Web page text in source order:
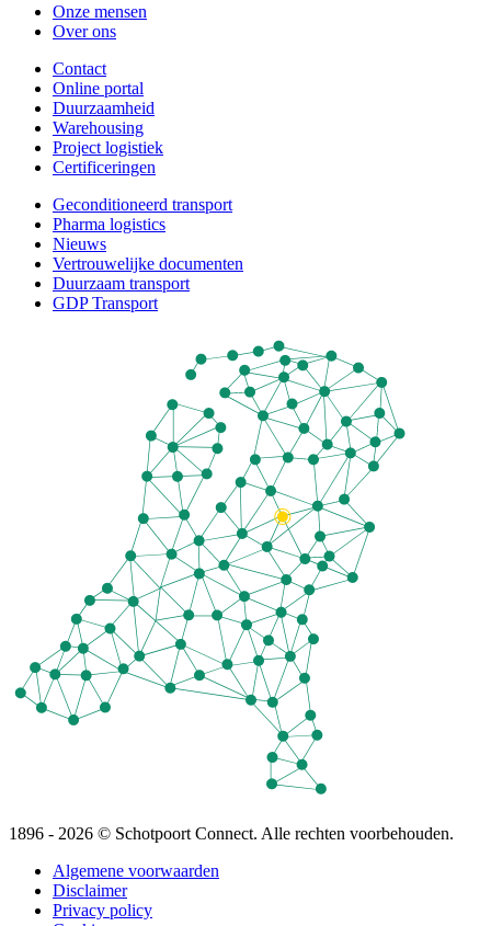
Onze mensen
Over ons
Contact
Online portal
Duurzaamheid
Warehousing
Project logistiek
Certificeringen
Geconditioneerd transport
Pharma logistics
Nieuws
Vertrouwelijke documenten
Duurzaam transport
GDP Transport
1896 - 2026 © Schotpoort Connect. Alle rechten voorbehouden.
Algemene voorwaarden
Disclaimer
Privacy policy